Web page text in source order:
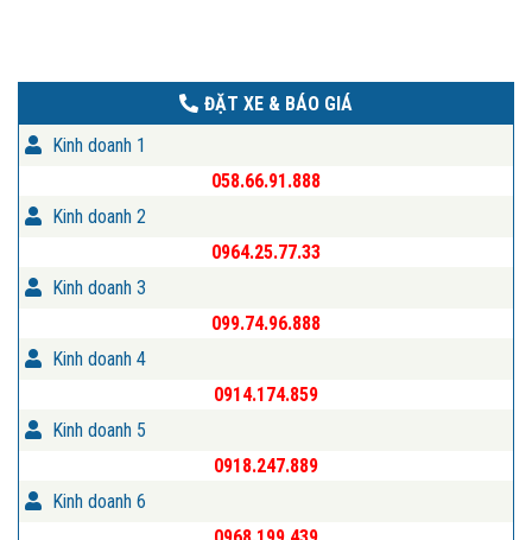
ĐẶT XE & BÁO GIÁ
Kinh doanh 1
058.66.91.888
Kinh doanh 2
0964.25.77.33
Kinh doanh 3
099.74.96.888
Kinh doanh 4
0914.174.859
Kinh doanh 5
0918.247.889
Kinh doanh 6